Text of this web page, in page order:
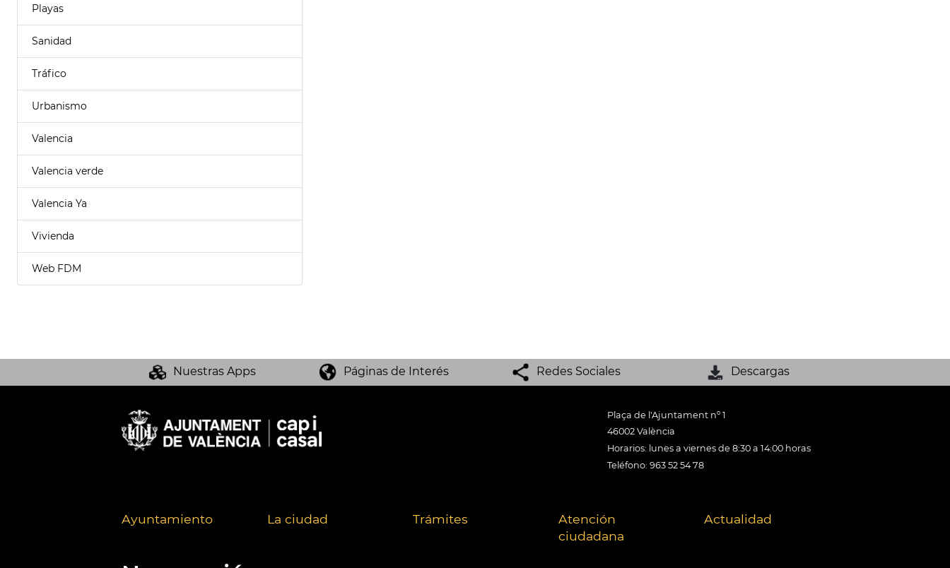
Playas
Sanidad
Tráfico
Urbanismo
Valencia
Valencia verde
Valencia Ya
Vivienda
Web FDM
Nuestras Apps Páginas de Interés Redes Sociales Descargas
Plaça de l'Ajuntament nº 1
46002 València
Horarios: lunes a viernes de 8:30 a 14:00 horas
Teléfono: 963 52 54 78
Ayuntamiento La ciudad Trámites
Atención
ciudadana
Actualidad